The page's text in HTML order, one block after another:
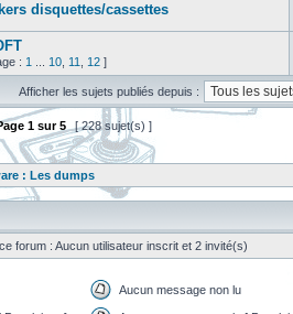
disquettes/cassettes
: 1 10 11 12 ]
Afficher les sujets publiés depuis :
1 sur5 [ 228 sujet(s) ]
: Les dumps
forum : Aucun utilisateur inscrit et 2 invité(s)
Aucun message non lu